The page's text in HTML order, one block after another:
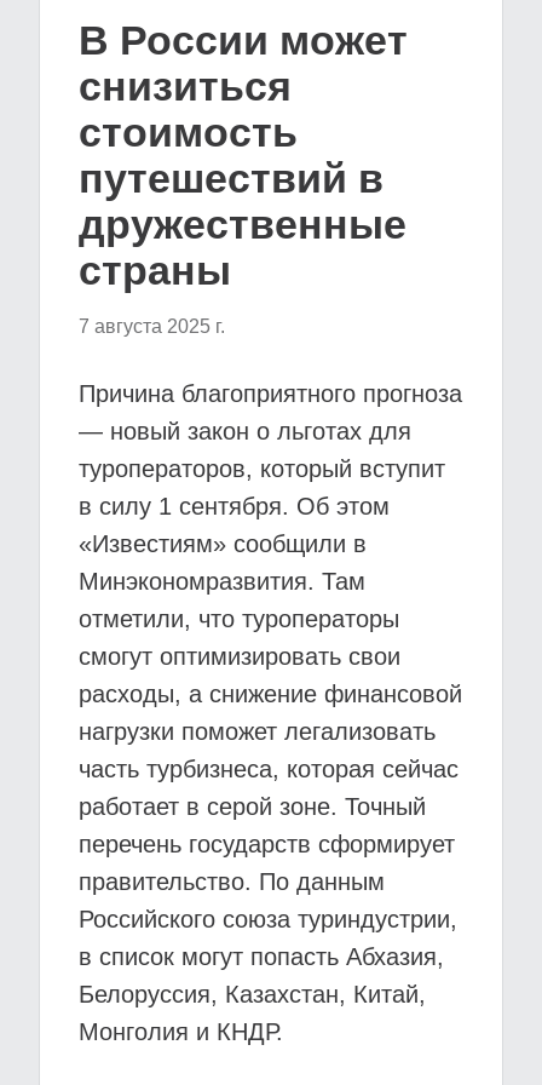
В России может
снизиться
стоимость
путешествий в
дружественные
страны
7 августа 2025 г.
Причина благоприятного прогноза
— новый закон о льготах для
туроператоров, который вступит
в силу 1 сентября. Об этом
«Известиям» сообщили в
Минэкономразвития. Там
отметили, что туроператоры
смогут оптимизировать свои
расходы, а снижение финансовой
нагрузки поможет легализовать
часть турбизнеса, которая сейчас
работает в серой зоне. Точный
перечень государств сформирует
правительство. По данным
Российского союза туриндустрии,
в список могут попасть Абхазия,
Белоруссия, Казахстан, Китай,
Монголия и КНДР.